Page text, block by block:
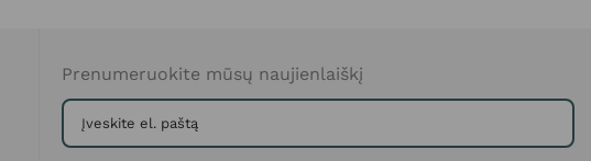
Prenumeruokite mūsų naujienlaiškį